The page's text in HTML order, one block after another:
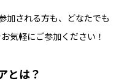
加される方も、どなたでも
気軽にご参加ください！
とは？